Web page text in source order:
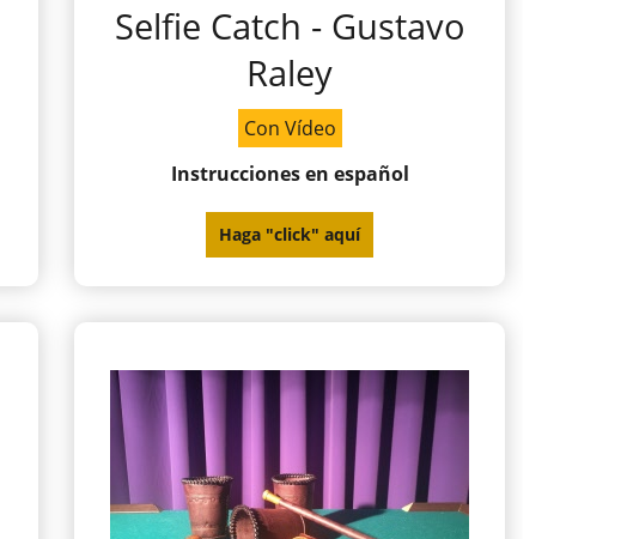
Selfie Catch - Gustavo
Raley
Con Vídeo
Instrucciones en español
Haga "click" aquí